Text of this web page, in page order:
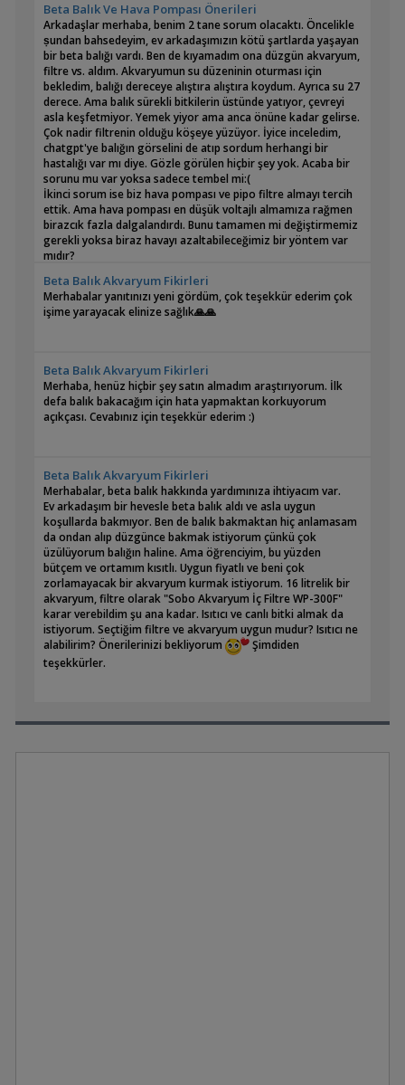
Beta Balık Ve Hava Pompası Önerileri
Arkadaşlar merhaba, benim 2 tane sorum olacaktı. Öncelikle
ṣundan bahsedeyim, ev arkadaşımızın kötü şartlarda yaşayan
bir beta balığı vardı. Ben de kıyamadım ona düzgün akvaryum,
filtre vs. aldım. Akvaryumun su düzeninin oturması için
bekledim, balığı dereceye alıştıra alıştıra koydum. Ayrıca su 27
derece. Ama balık sürekli bitkilerin üstünde yatıyor, çevreyi
asla keşfetmiyor. Yemek yiyor ama anca önüne kadar gelirse.
Çok nadir filtrenin olduğu köşeye yüzüyor. İyice inceledim,
chatgpt'ye balığın görselini de atıp sordum herhangi bir
hastalığı var mı diye. Gözle görülen hiçbir şey yok. Acaba bir
sorunu mu var yoksa sadece tembel mi:(
İkinci sorum ise biz hava pompası ve pipo filtre almayı tercih
ettik. Ama hava pompası en düşük voltajlı almamıza rağmen
birazcık fazla dalgalandırdı. Bunu tamamen mi değiştirmemiz
gerekli yoksa biraz havayı azaltabileceğimiz bir yöntem var
mıdır?
Beta Balık Akvaryum Fikirleri
Merhabalar yanıtınızı yeni gördüm, çok teşekkür ederim çok
işime yarayacak elinize sağlık🙏🙏
Beta Balık Akvaryum Fikirleri
Merhaba, henüz hiçbir şey satın almadım araştırıyorum. İlk
defa balık bakacağım için hata yapmaktan korkuyorum
açıkçası. Cevabınız için teşekkür ederim :)
Beta Balık Akvaryum Fikirleri
Merhabalar, beta balık hakkında yardımınıza ihtiyacım var.
Ev arkadaşım bir hevesle beta balık aldı ve asla uygun
koşullarda bakmıyor. Ben de balık bakmaktan hiç anlamasam
da ondan alıp düzgünce bakmak istiyorum çünkü çok
üzülüyorum balığın haline. Ama öğrenciyim, bu yüzden
bütçem ve ortamım kısıtlı. Uygun fiyatlı ve beni çok
zorlamayacak bir akvaryum kurmak istiyorum. 16 litrelik bir
akvaryum, filtre olarak "Sobo Akvaryum İç Filtre WP-300F"
karar verebildim şu ana kadar. Isıtıcı ve canlı bitki almak da
istiyorum. Seçtiğim filtre ve akvaryum uygun mudur? Isıtıcı ne
alabilirim? Önerilerinizi bekliyorum
Şimdiden
teşekkürler.